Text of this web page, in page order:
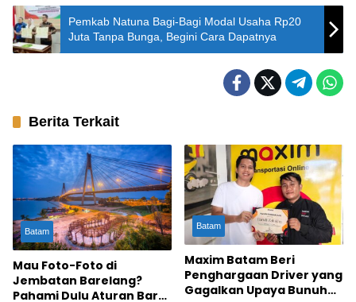
Pemkab Natuna Bagi-Bagi Modal Usaha Rp20
Juta Tanpa Bunga, Begini Cara Dapatnya
Berita Terkait
Batam
Mau Foto-Foto di
Jembatan Barelang?
Pahami Dulu Aturan Baru
Batam
Maxim Batam Beri
Penghargaan Driver yang
Gagalkan Upaya Bunuh